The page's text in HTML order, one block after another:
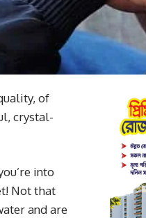
of
crystal-
into
Not that
and are